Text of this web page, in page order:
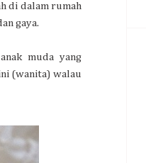
di dalam rumah
gaya.
muda yang
(wanita) walau